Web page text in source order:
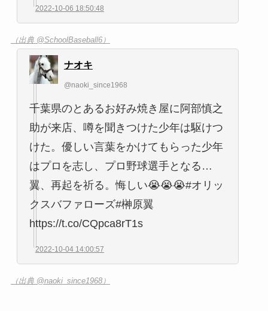
2022-10-06 18:50:48
（出典 @SchoolBaseball6）
ナオキ
@naoki_since1968
千葉県のとあるお好み焼き屋に阿部慎之
助が来店、噂を聞きつけた少年は駆けつ
けた。優しい言葉をかけてもらった少年
はプロを志し、プロ野球選手となる…
翼、再起を祈る。悔しい😭😭😭#オリッ
クスバファローズ#榊原翼
https://t.co/CQpca8rT1s
2022-10-04 14:00:57
（出典 @naoki_since1968）